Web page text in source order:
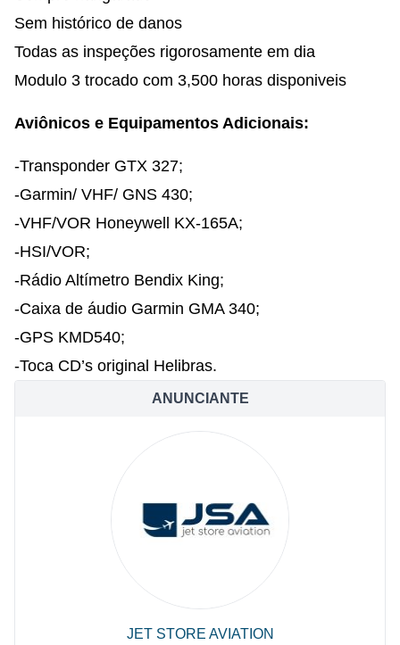
Sem histórico de danos
Todas as inspeções rigorosamente em dia
Modulo 3 trocado com 3,500 horas disponiveis
Aviônicos e Equipamentos Adicionais:
-Transponder GTX 327;
-Garmin/ VHF/ GNS 430;
-VHF/VOR Honeywell KX-165A;
-HSI/VOR;
-Rádio Altímetro Bendix King;
-Caixa de áudio Garmin GMA 340;
-GPS KMD540;
-Toca CD’s original Helibras.
ANUNCIANTE
JET STORE AVIATION